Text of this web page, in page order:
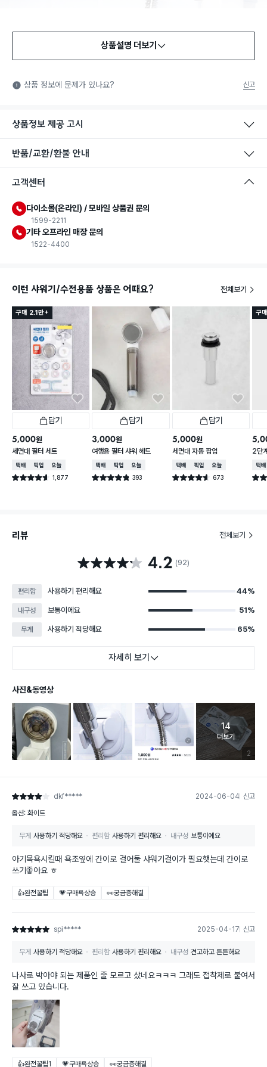
상품설명 더보기
상품 정보에 문제가 있나요? 신고
상품정보 제공 고시
반품/교환/환불 안내
고객센터
다이소몰(온라인) / 모바일 상품권 문의
1599-2211
기타 오프라인 매장 문의
1522-4400
이런 샤워기/수전용품 상품은 어때요? 전체보기
구매 2.1만+
담기
5,000원
세면대 필터 세트
택배배송매장픽업오늘배송
별점 4.6점 1,877
건 작성
담기
3,000원
여행용 필터 샤워 헤드
택배배송매장픽업오늘배송
별점 4.8점 393
건 작성
담기
5,000원
세면대 자동 팝업
택배배송매장픽업오늘배송
별점 4.6점 673
건 작성
구
2단
택배
별점
리뷰 전체보기
별점 4.2점 4.2 (92)
편리함 사용하기 편리해요 44%
내구성 보통이에요 51%
무게 사용하기 적당해요 65%
자세히 보기
사진&동영상
리뷰 이
2
고객 리뷰
14
더보기
별점 4점 dkf***** 2024-06-04 신고
옵션: 화이트
무게 사용하기 적당해요 편리함 사용하기 편리해요 내구성 보통이에요
아기목욕시킬때 욕조옆에 간이로 걸어둘 샤워기걸이가 필요햇는데 간이로
쓰기좋아요 ㅎ
👍완전꿀팁 💗구매욕상승 👀궁금증해결
별점 5점 spi***** 2025-04-17 신고
무게 사용하기 적당해요 편리함 사용하기 편리해요 내구성 견고하고 튼튼해요
나사로 박아야 되는 제품인 줄 모르고 샀네요ㅋㅋㅋ 그래도 접착제로 붙여서
잘 쓰고 있습니다.
👍완전꿀팁1 💗구매욕상승 👀궁금증해결